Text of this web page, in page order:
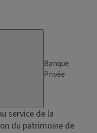
Banque
Privée
service de la
du patrimoine de